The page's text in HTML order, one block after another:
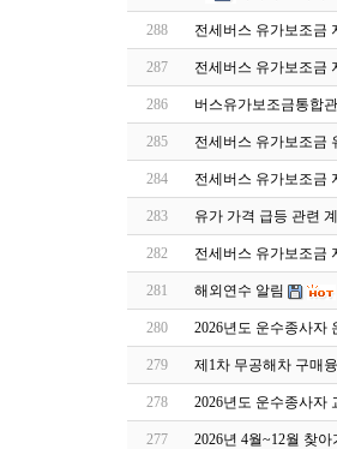
288 전세버스 유가보조금
287 전세버스 유가보조금
286 버스유가보조금통합
285 전세버스 유가보조금
284 전세버스 유가보조금
283 유가 가격 급등 관련
282 전세버스 유가보조금
281 해외연수 알림
280 2026년도 운수종사자
279 제1차 무공해차 구매
278 2026년도 운수종사자
277 2026년 4월~12월 찾